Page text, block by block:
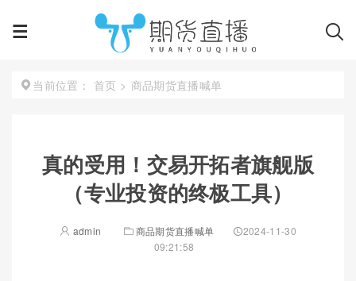
当前位置： 首页 > 商品期货直播喊单
真的受用！交易开拓者旗舰版
（专业投资的终极工具）
admin 商品期货直播喊单
2024-11-30
09:21:58